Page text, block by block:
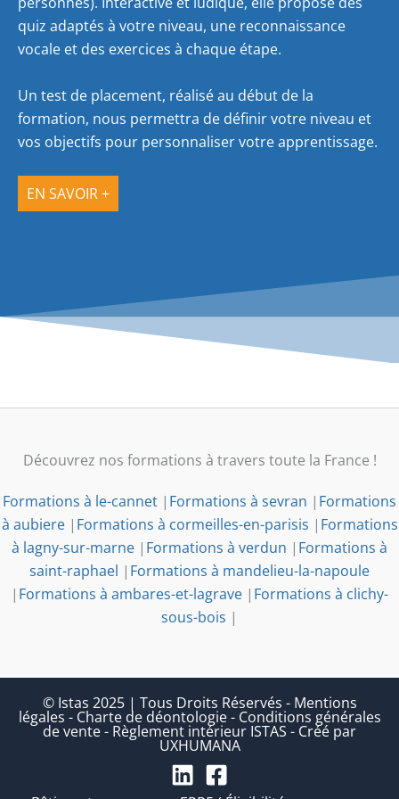
quiz adaptés à votre niveau, une reconnaissance
vocale et des exercices à chaque étape.
Un test de placement, réalisé au début de la
formation, nous permettra de définir votre niveau et
vos objectifs pour personnaliser votre apprentissage.
EN SAVOIR +
Découvrez nos formations à travers toute la France !
Formations à le-cannet | Formations à sevran | Formations
à aubiere| Formations à cormeilles-en-parisis | Formations
à lagny-sur-marne | Formations à verdun | Formations à
saint-raphael | Formations à mandelieu-la-napoule
| Formations à ambares-et-lagrave | Formations à clichy-
sous-bois |
© Istas 2025 | Tous Droits Réservés - Mentions
légales - Charte de déontologie- Conditions générales
de vente- Règlement intérieur ISTAS - Créé par
UXHUMANA